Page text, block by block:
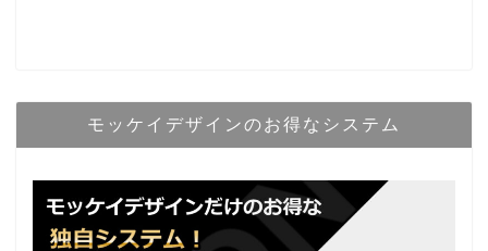
モッケイデザインのお得なシステム